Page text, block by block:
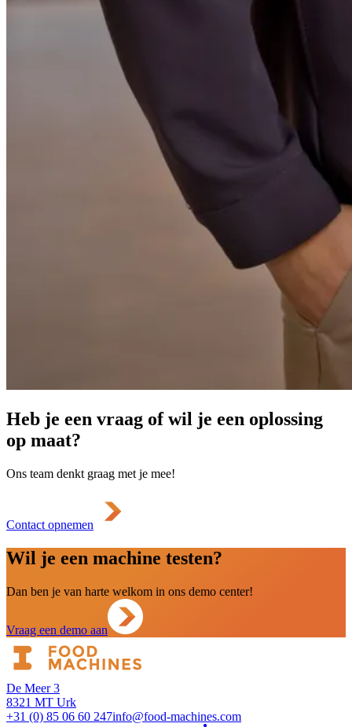
Heb je een vraag of wil je een oplossing
op maat?
Ons team denkt graag met je mee!
Contact opnemen
Wil je een machine testen?
Dan ben je van harte welkom in ons demo center!
Vraag een demo aan
De Meer 3
8321 MT Urk
+31 (0) 85 06 60 247info@food-machines.com